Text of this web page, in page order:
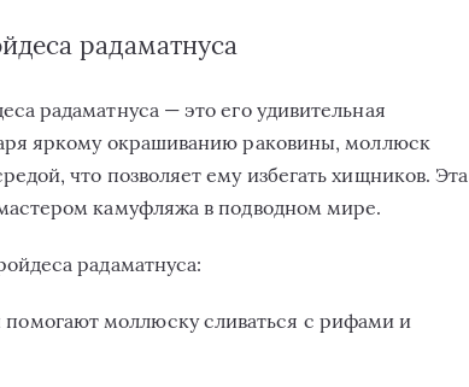
радаматнуса
радаматнуса — это его удивительная
яркому окрашиванию раковины, моллюск
что позволяет ему избегать хищников. Эта
камуфляжа в подводном мире.
радаматнуса:
помогают моллюску сливаться с рифами и